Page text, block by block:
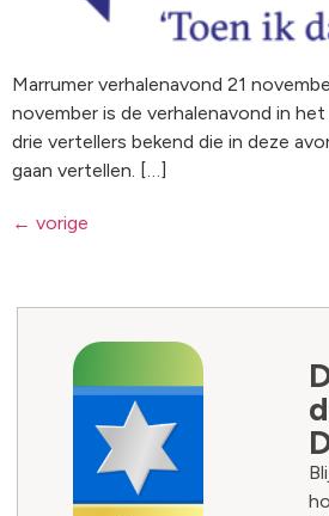
Marrumer verhalenavond 21
november is de verhalenavond in het
drie vertellers bekend die in deze
gaan vertellen. […]
← vorige